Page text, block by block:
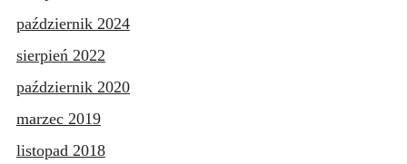
październik 2024
sierpień 2022
październik 2020
marzec 2019
listopad 2018